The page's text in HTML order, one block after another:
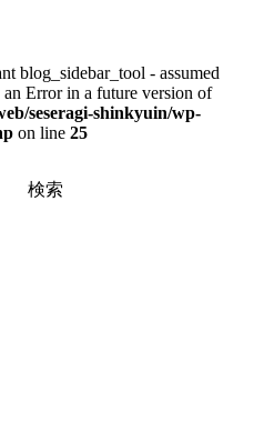
blog_sidebar_tool - assumed
Error in a future version of
seseragi-shinkyuin/wp-
on line 25